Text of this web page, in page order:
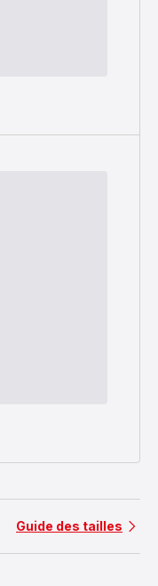
Guide des tailles